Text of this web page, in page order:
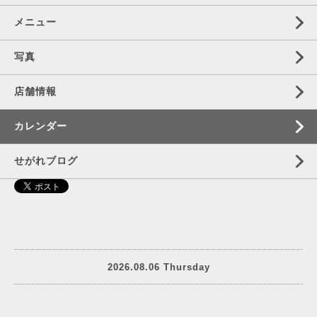
メニュー
写真
店舗情報
カレンダー
せがれブログ
2026.08.06 Thursday